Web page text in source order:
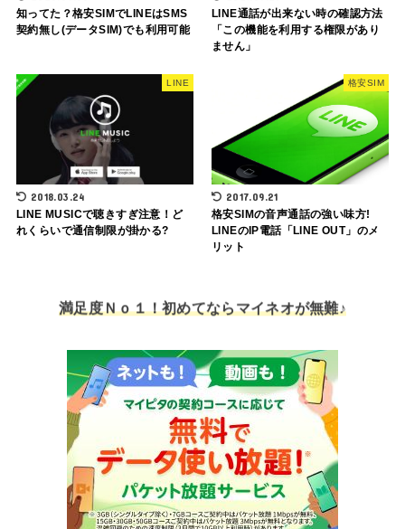
知ってた？格安SIMでLINEはSMS
契約無し(データSIM)でも利用可能
LINE通話が出来ない時の確認方法
「この機能を利用する権限があり
ません」
LINE
2018.03.24
LINE MUSICで聴きすぎ注意！ど
れくらいで通信制限が掛かる?
格安SIM
2017.09.21
格安SIMの音声通話の強い味方!
LINEのIP電話「LINE OUT」のメ
リット
満足度Ｎｏ１！初めてならマイネオが無難♪